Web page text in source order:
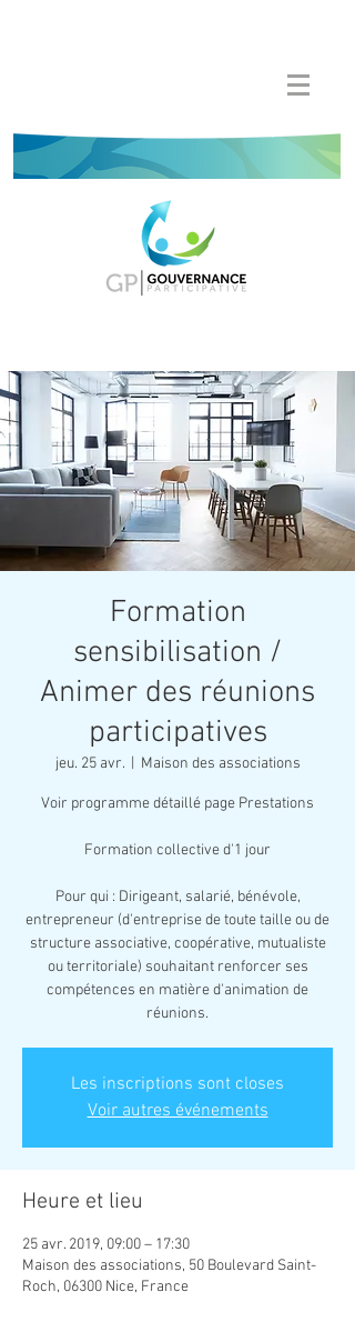
Formation
sensibilisation /
Animer des réunions
participatives
jeu. 25 avr.
  |
Maison des associations
Voir programme détaillé page Prestations
Formation collective d'1 jour
Pour qui : Dirigeant, salarié, bénévole,
entrepreneur (d'entreprise de toute taille ou de
structure associative, coopérative, mutualiste
ou territoriale) souhaitant renforcer ses
compétences en matière d'animation de
réunions.
Les inscriptions sont closes
Voir autres événements
Heure et lieu
25 avr. 2019, 09:00 – 17:30
Maison des associations, 50 Boulevard Saint-
Roch, 06300 Nice, France